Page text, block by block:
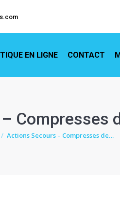
EN LIGNE CONTACT
Compresses
ici :
Actions Secours – Compresses de…
BOUTIQUE EN LIGNE